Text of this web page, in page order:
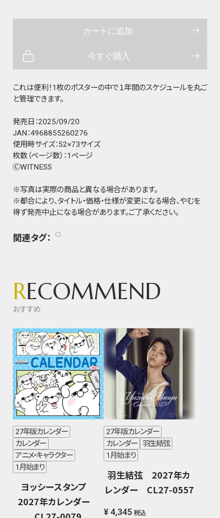
カートに追加
今すぐ購入
これは便利！1枚のポスターの中で１年間のスケジュールを丸ご
と管理できます。
発売日：2025/09/20
JAN：4968855260276
使用時サイズ：52×73サイズ
枚数（ページ数）：1ページ
ⒸWITNESS
※写真は実際の商品と異なる場合があります。
※都合により、タイトル・価格・仕様が変更になる場合、やむを
得ず発売中止になる場合があります。ご了承ください。
関連タグ：
RECOMMEND
おすすめ
27年版カレンダー
カレンダー
アニメ・キャラクター
1月始まり
ヨッシースタンプ
2027年カレンダー
27年版カレンダー
カレンダー
羽生結弦
1月始まり
羽生結弦 2027年カ
レンダー CL27-0557
¥ 4,345 税込